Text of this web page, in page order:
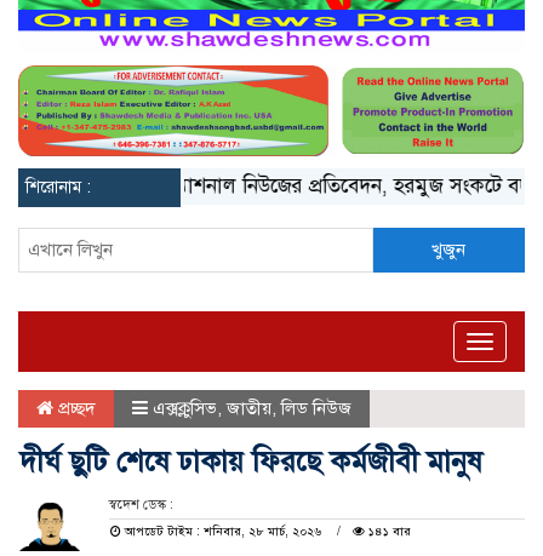
শিরোনাম :
ওপরে দ্য ন্যাশনাল নিউজের প্রতিবেদন, হরমুজ সংকটে বদলে
খুজুন
Toggle
প্রচ্ছদ এক্সক্লুসিভ ,জাতীয় ,লিড নিউজ
দীর্ঘ ছুটি শেষে ঢাকায় ফিরছে কর্মজীবী মানুষ
স্বদেশ ডেস্ক :
আপডেট টাইম : শনিবার, ২৮ মার্চ, ২০২৬
১৪১ বার